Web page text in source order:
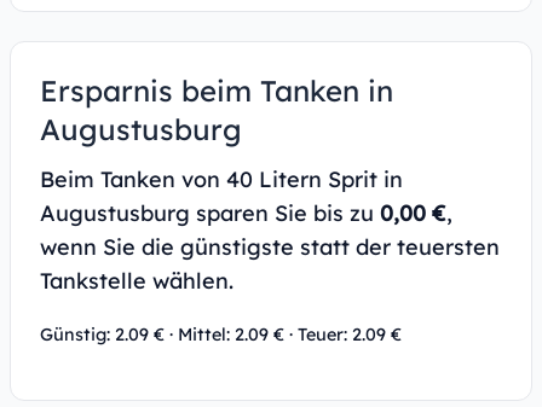
Ersparnis beim Tanken in
Augustusburg
Beim Tanken von 40 Litern Sprit in
Augustusburg sparen Sie bis zu 0,00 €,
wenn Sie die günstigste statt der teuersten
Tankstelle wählen.
Günstig: 2.09 € · Mittel: 2.09 € · Teuer: 2.09 €